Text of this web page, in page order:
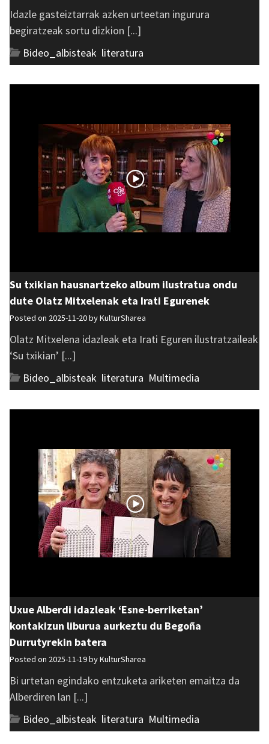
Idazle gasteiztarrak azken urteetan ingurura
begiratzeak sortu dizkion [...]
Bideo_albisteak literatura
Su txikian hausnartzeko album ilustratua ondu
dute Olatz Mitxelenak eta Irati Egurenek
Posted on 2025-11-20 byKulturSharea
Olatz Mitxelena idazleak eta Irati Eguren ilustratzaileak
‘Su txikian’ [...]
Bideo_albisteak literatura Multimedia
Uxue Alberdi idazleak ‘Esne-berriketan’
kontakizun liburua aurkeztu du Begoña
Durrutyrekin batera
Posted on 2025-11-19 byKulturSharea
Bi urtetan egindako entzuketa ariketen emaitza da
Alberdiren lan [...]
Bideo_albisteak literatura Multimedia